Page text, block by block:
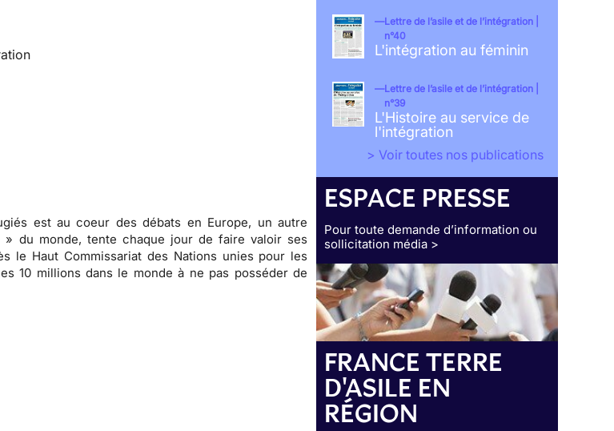
est au coeur des débats en Europe, un autre
» du monde, tente chaque jour de faire valoir ses
le Haut Commissariat des Nations unies pour les
10 millions dans le monde à ne pas posséder de
Lettre de l’asile et de l’intégration |
n°40
L'intégration au féminin
Lettre de l’asile et de l’intégration |
n°39
L'Histoire au service de
l'intégration
> Voir toutes nos publications
ESPACE PRESSE
Pour toute demande d’information ou
sollicitation média >
FRANCE TERRE
D'ASILE EN
RÉGION